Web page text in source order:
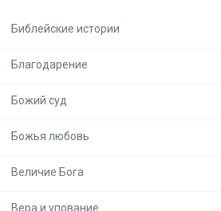
Библейские истории
Благодарение
Божий суд
Божья любовь
Величие Бога
Вера и упование